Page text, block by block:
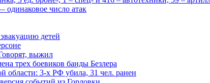
число атак
детей
выжил
трех боевиков банды Безлера
3-х РФ убила, 31 чел. ранен